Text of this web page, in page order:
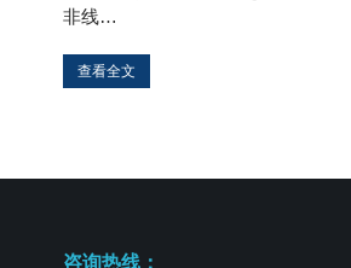
非线…
查看全文
咨询热线：